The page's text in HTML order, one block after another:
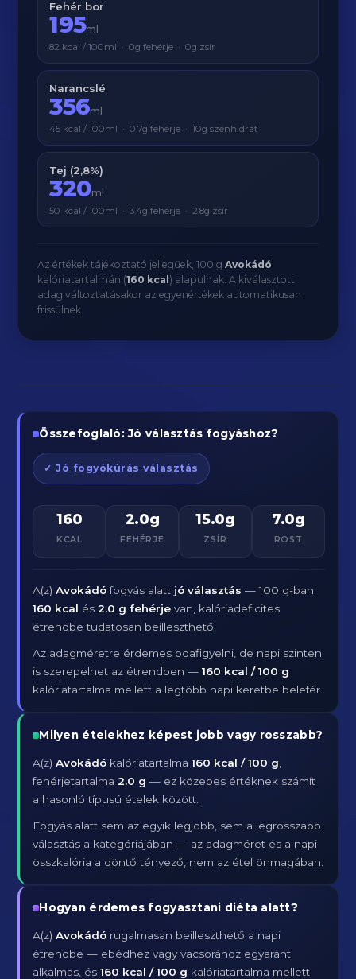
Fehér bor
195ml
82 kcal / 100ml · 0g fehérje · 0g zsír
Narancslé
356ml
45 kcal / 100ml · 0.7g fehérje · 10g szénhidrát
Tej (2,8%)
320ml
50 kcal / 100ml · 3.4g fehérje · 2.8g zsír
Az értékek tájékoztató jellegűek, 100 gAvokádó
kalóriatartalmán (160 kcal ) alapulnak. A kiválasztott
adag változtatásakor az egyenértékek automatikusan
frissülnek.
Összefoglaló: Jó választás fogyáshoz?
✓ Jó fogyókúrás választás
160
KCAL
2.0g
FEHÉRJE
15.0g
ZSÍR
7.0g
ROST
A(z)Avokádófogyás alatt jó választás — 100 g-ban
160 kcal és2.0 g fehérje van, kalóriadeficites
étrendbe tudatosan beilleszthető.
Az adagméretre érdemes odafigyelni, de napi szinten
is szerepelhet az étrendben —160 kcal / 100 g
kalóriatartalma mellett a legtöbb napi keretbe belefér.
Milyen ételekhez képest jobb vagy rosszabb?
A(z)Avokádó kalóriatartalma160 kcal / 100 g
fehérjetartalma2.0 g — ez közepes értéknek számít
a hasonló típusú ételek között.
Fogyás alatt sem az egyik legjobb, sem a legrosszabb
választás a kategóriájában — az adagméret és a napi
összkalória a döntő tényező, nem az étel önmagában.
Hogyan érdemes fogyasztani diéta alatt?
A(z)Avokádó rugalmasan beilleszthető a napi
étrendbe — ebédhez vagy vacsorához egyaránt
alkalmas, és160 kcal / 100 g kalóriatartalma mellett